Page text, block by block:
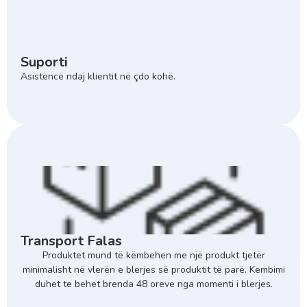
Suporti
Asistencë ndaj klientit në çdo kohë.
Transport Falas
Produktet mund të këmbehen me një produkt tjetër
minimalisht në vlerën e blerjes së produktit të parë. Kembimi
duhet te behet brenda 48 oreve nga momenti i blerjes.